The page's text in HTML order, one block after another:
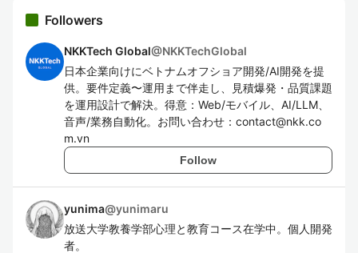
Followers
NKKTech Global@NKKTechGlobal
日本企業向けにベトナムオフショア開発/AI開発を提
供。要件定義〜運用まで伴走し、見積爆発・品質課題
を運用設計で解決。得意：Web/モバイル、AI/LLM、
音声/業務自動化。お問い合わせ：contact@nkk.co
m.vn
Follow
yunima@yunimaru
放送大学教養学部心理と教育コース在学中。個人開発
者。